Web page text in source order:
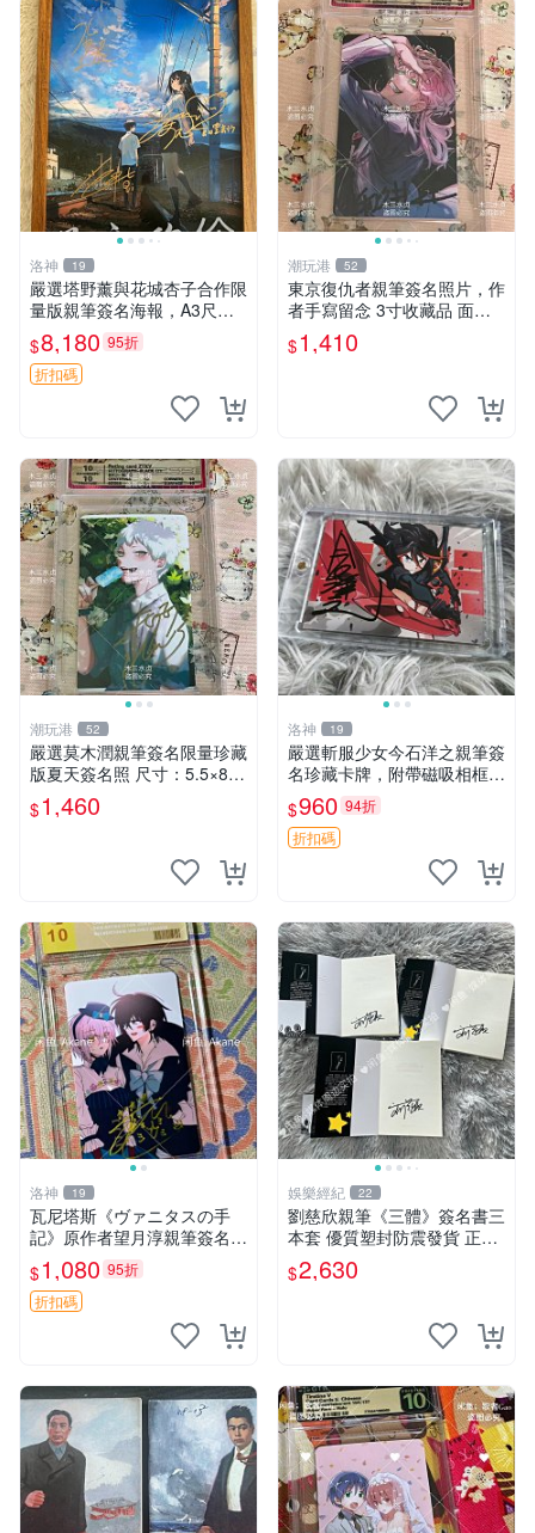
洛神 19
嚴選塔野薰與花城杏子合作限
量版親筆簽名海報，A3尺寸3
0×42適合珍藏。每幅照片均
附原裝面 Signed A3 Signed
Photo 30x42收藏
$8,180 95折
折扣碼
潮玩港 52
東京復仇者親筆簽名照片，作
者手寫留念 3寸收藏品 面簽
珍藏 東京裡ベンジャーズ 畫
家原創 約3x5.5cm 簽名版 國
$1,410
潮玩港 52
嚴選莫木潤親筆簽名限量珍藏
版夏天簽名照 尺寸：5.5×8.4
公分 附原裝相框 推薦收藏家
必備 《光死去的夏天》《Th
$1,460
洛神 19
嚴選斬服少女今石洋之親筆簽
名珍藏卡牌，附帶磁吸相框週
邊推薦收藏 刀劍神域、動漫
周邊、收藏品
$960 94折
折扣碼
洛神 19
瓦尼塔斯《ヴァニタスの手
記》原作者望月淳親筆簽名照
3寸尺寸 含裝幀卡紙 日版中
古默認初瑕 小清新書簽 簽名
照 收藏品
$1,080 95折
折扣碼
娛樂經紀 22
劉慈欣親筆《三體》簽名書三
本套 優質塑封防震發貨 正版
收藏推薦 三體 經典 科幻小說
$2,630